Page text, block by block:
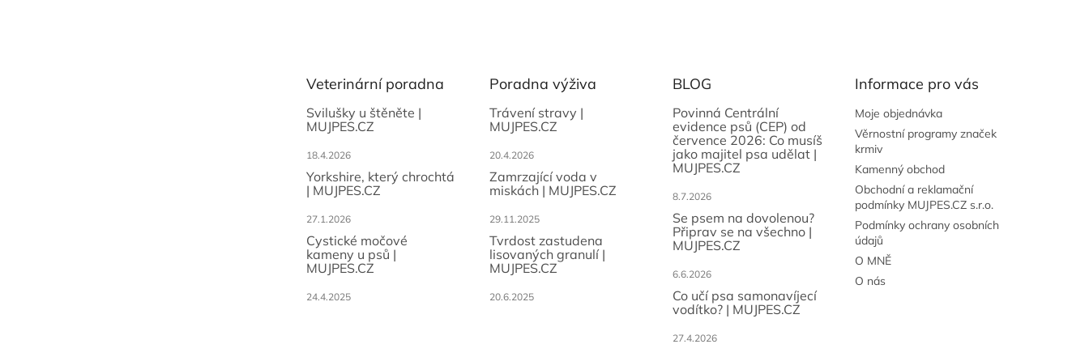
Veterinární poradna
Svilušky u štěněte |
MUJPES.CZ
18.4.2026
Yorkshire, který chrochtá
| MUJPES.CZ
27.1.2026
Cystické močové
kameny u psů |
MUJPES.CZ
24.4.2025
Poradna výživa
Trávení stravy |
MUJPES.CZ
20.4.2026
Zamrzající voda v
miskách | MUJPES.CZ
29.11.2025
Tvrdost zastudena
lisovaných granulí |
MUJPES.CZ
20.6.2025
BLOG
Povinná Centrální
evidence psů (CEP) od
července 2026: Co musíš
jako majitel psa udělat |
MUJPES.CZ
8.7.2026
Se psem na dovolenou?
Připrav se na všechno |
MUJPES.CZ
6.6.2026
Co učí psa samonavíjecí
vodítko? | MUJPES.CZ
27.4.2026
Informace pro vás
Moje objednávka
Věrnostní programy značek
krmiv
Kamenný obchod
Obchodní a reklamační
podmínky MUJPES.CZ s.r.o.
Podmínky ochrany osobních
údajů
O MNĚ
O nás